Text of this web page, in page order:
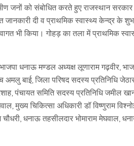
जनों को संबोधित करते हुए राजस्थान सरकार
दी व प्राथमिक स्वास्थ्य केन्द्र के
भी किया। गोहड़ का तला में प्राथमिक
धनाऊ मण्डल अध्यक्ष लूणाराम गढ़वीर,
अमलु बाई, जिला परिषद सदस्य प्रतिनिधि
पंचायत समिति सदस्य प्रतिनिधि जमील
मुख्य चिकित्सा अधिकारी डॉ विष्णुराम
धनाऊ तहसीलदार भोमाराम मेघवाल,